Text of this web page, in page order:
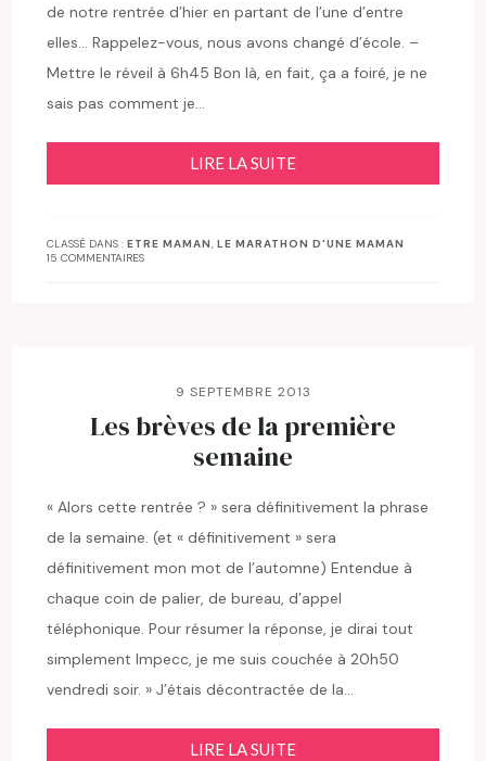
de notre rentrée d’hier en partant de l’une d’entre
elles… Rappelez-vous, nous avons changé d’école. –
Mettre le réveil à 6h45 Bon là, en fait, ça a foiré, je ne
sais pas comment je…
LIRE LA SUITE
CLASSÉ DANS :ETRE MAMAN,LE MARATHON D'UNE MAMAN
15 COMMENTAIRES
9 SEPTEMBRE 2013
Les brèves de la première
semaine
« Alors cette rentrée ? » sera définitivement la phrase
de la semaine. (et « définitivement » sera
définitivement mon mot de l’automne) Entendue à
chaque coin de palier, de bureau, d’appel
téléphonique. Pour résumer la réponse, je dirai tout
simplement Impecc, je me suis couchée à 20h50
vendredi soir. » J’étais décontractée de la…
LIRE LA SUITE